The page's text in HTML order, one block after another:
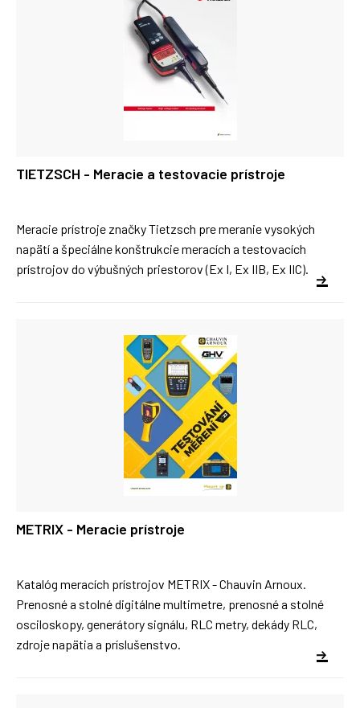
TIETZSCH - Meracie a testovacie prístroje
Meracie prístroje značky Tietzsch pre meranie vysokých
napätí a špeciálne konštrukcie meracích a testovacích
prístrojov do výbušných priestorov (Ex I, Ex IIB, Ex IIC).
METRIX - Meracie prístroje
Katalóg meracích prístrojov METRIX - Chauvin Arnoux.
Prenosné a stolné digitálne multimetre, prenosné a stolné
osciloskopy, generátory signálu, RLC metry, dekády RLC,
zdroje napätia a príslušenstvo.